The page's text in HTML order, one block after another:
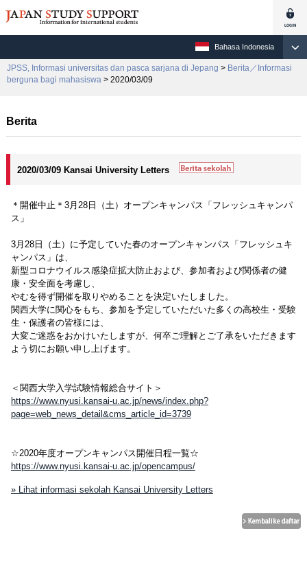
Bahasa Indonesia
JPSS, Informasi universitas dan pasca sarjana di Jepang > Berita／Informasi
berguna bagi mahasiswa > 2020/03/09
Berita
2020/03/09 Kansai University Letters
＊開催中止＊3月28日（土）オープンキャンパス「フレッシュキャンパ
ス」
3月28日（土）に予定していた春のオープンキャンパス「フレッシュキ
ャンパス」は、
新型コロナウイルス感染症拡大防止および、参加者および関係者の健
康・安全面を考慮し、
やむを得ず開催を取りやめることを決定いたしました。
関西大学に関心をもち、参加を予定していただいた多くの高校生・受験
生・保護者の皆様には、
大変ご迷惑をおかけいたしますが、何卒ご理解とご了承をいただきます
よう切にお願い申し上げます。
＜関西大学入学試験情報総合サイト＞
https://www.nyusi.kansai-u.ac.jp/news/index.php?
page=web_news_detail&cms_article_id=3739
☆2020年度オープンキャンパス開催日程一覧☆
https://www.nyusi.kansai-u.ac.jp/opencampus/
» Lihat informasi sekolah Kansai University Letters